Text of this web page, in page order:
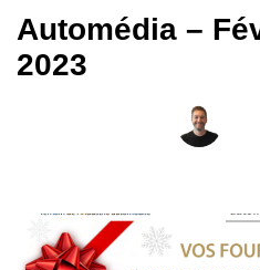
Automédia –
2023